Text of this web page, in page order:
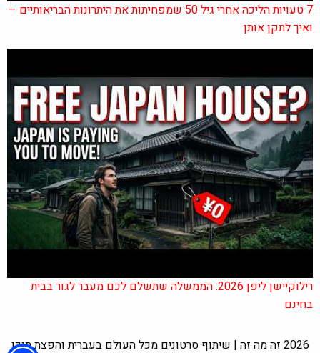
7 טעויות הליכה אחרי גיל 50 שמפחיתות את היתרונות הבריאותיים –
ואיך לתקן אותן
רילוקיישן ליפן 2026: הממשלה שתשלם לכם מעבר לגור בבית
בחינם
2026 זה מה זה | שיתוף סרטונים מכל העולם בעברית והפצת תוכן